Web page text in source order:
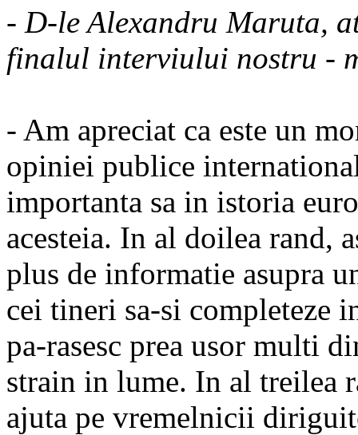
- D-le Alexandru Maruta,
finalul interviului nostru -
- Am apreciat ca este un
opiniei publice
importanta sa in istoria
acesteia. In al doilea rand,
plus de informatie asupra
cei tineri sa-si completeze
pa-rasesc prea usor multi
strain in lume. In al treilea
ajuta pe vremelnicii